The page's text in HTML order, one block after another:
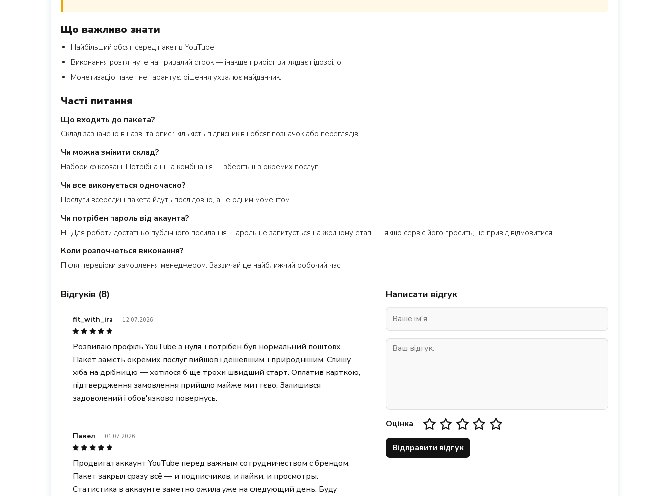
Що важливо знати
Найбільший обсяг серед пакетів YouTube.
Виконання розтягнуте на тривалий строк — інакше приріст виглядає підозріло.
Монетизацію пакет не гарантує: рішення ухвалює майданчик.
Часті питання
Що входить до пакета?
Склад зазначено в назві та описі: кількість підписників і обсяг позначок або переглядів.
Чи можна змінити склад?
Набори фіксовані. Потрібна інша комбінація — зберіть її з окремих послуг.
Чи все виконується одночасно?
Послуги всередині пакета йдуть послідовно, а не одним моментом.
Чи потрібен пароль від акаунта?
Ні. Для роботи достатньо публічного посилання. Пароль не запитується на жодному етапі — якщо сервіс його просить, це привід відмовитися.
Коли розпочнеться виконання?
Після перевірки замовлення менеджером. Зазвичай це найближчий робочий час.
Відгуків (8)
fit_with_ira 12.07.2026
Розвиваю профіль YouTube з нуля, і потрібен був нормальний поштовх.
Пакет замість окремих послуг вийшов і дешевшим, і природнішим. Спишу
хіба на дрібницю — хотілося б ще трохи швидший старт. Оплатив карткою,
підтвердження замовлення прийшло майже миттєво. Залишився
задоволений і обов'язково повернусь.
Павел 01.07.2026
Продвигал аккаунт YouTube перед важным сотрудничеством с брендом.
Пакет закрыл сразу всё — и подписчиков, и лайки, и просмотры.
Статистика в аккаунте заметно ожила уже на следующий день. Буду
Написати відгук
Оцінка
Відправити відгук